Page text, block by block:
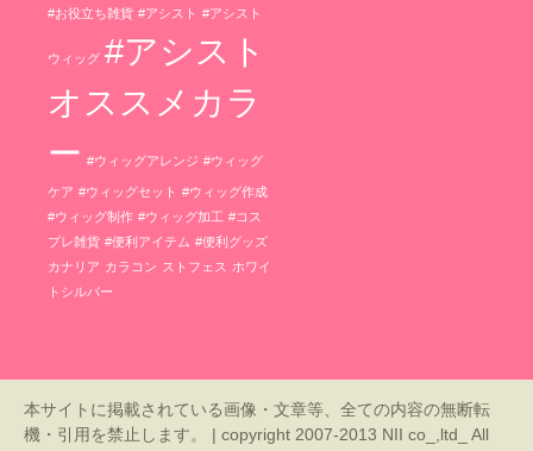
#お役立ち雑貨 #アシスト #アシスト
ウィッグ #アシスト
オススメカラ
ー #ウィッグアレンジ #ウィッグ
ケア #ウィッグセット #ウィッグ作成
#ウィッグ制作 #ウィッグ加工 #コス
プレ雑貨 #便利アイテム #便利グッズ
カナリア カラコン ストフェス ホワイ
トシルバー
本サイトに掲載されている画像・文章等、全ての内容の無断転
機・引用を禁止します。 | copyright 2007-2013 NII co_,ltd_ All